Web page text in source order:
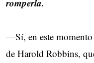
—Sí, en este
de Harold Robbins,